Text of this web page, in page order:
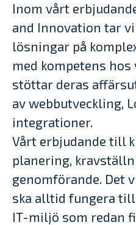
Inom vårt
and Innovation tar
lösningar på
med kompetens hos
stöttar deras
av webbutveckling,
integrationer.
Vårt erbjudande till
planering,
genomförande. Det
ska alltid fungera
IT-miljö som redan